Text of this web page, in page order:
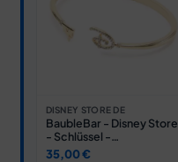
DISNEY STORE DE
BaubleBar - Disney Store
- Schlüssel -
Goldfarbener Armreif
35,00 €